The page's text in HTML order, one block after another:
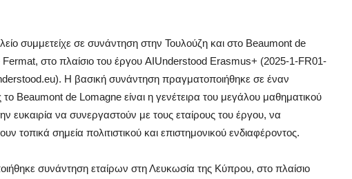
συμμετείχε σε συνάντηση στην Τουλούζη και στο Beaumont de
στο πλαίσιο του έργου AIUnderstood Erasmus+ (2025-1-FR01-
Η βασική συνάντηση πραγματοποιήθηκε σε έναν
Beaumont de Lomagne είναι η γενέτειρα του μεγάλου μαθηματικού
ευκαιρία να συνεργαστούν με τους εταίρους του έργου, να
τοπικά σημεία πολιτιστικού και επιστημονικού ενδιαφέροντος.
συνάντηση εταίρων στη Λευκωσία της Κύπρου, στο πλαίσιο